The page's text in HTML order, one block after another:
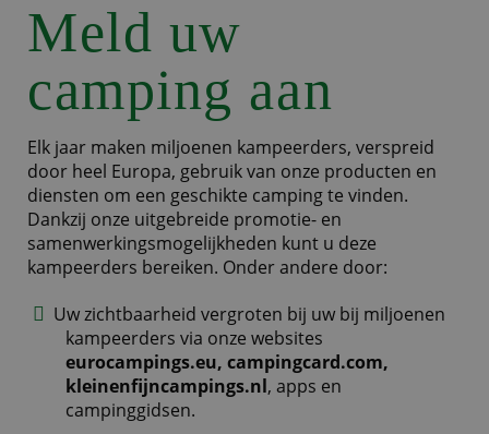
Meld uw
camping aan
Elk jaar maken miljoenen kampeerders, verspreid
door heel Europa, gebruik van onze producten en
diensten om een geschikte camping te vinden.
Dankzij onze uitgebreide promotie- en
samenwerkingsmogelijkheden kunt u deze
kampeerders bereiken. Onder andere door:
Uw zichtbaarheid vergroten bij uw bij miljoenen
kampeerders via onze websites
eurocampings.eu, campingcard.com,
kleinenfijncampings.nl, apps en
campinggidsen.